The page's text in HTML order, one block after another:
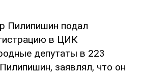
Пилипишин подал
в ЦИК
депутаты в 223
заявлял, что он